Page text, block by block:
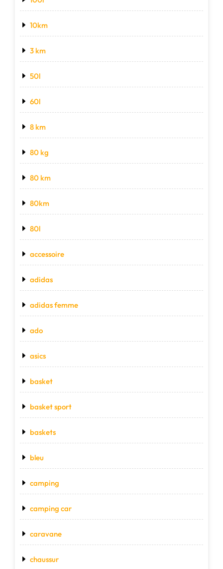
10km
3 km
50l
60l
8 km
80 kg
80 km
80km
80l
accessoire
adidas
adidas femme
ado
asics
basket
basket sport
baskets
bleu
camping
camping car
caravane
chaussur